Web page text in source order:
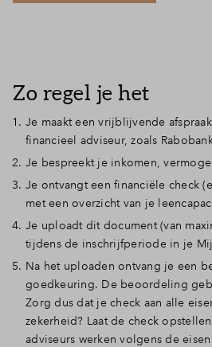
Zo regel je het
Je maakt een vrijblijvende
financieel adviseur, zoals
Je bespreekt je inkomen,
Je ontvangt een financiële check
met een overzicht van je
Je uploadt dit document (van
tijdens de inschrijfperiode in je
Na het uploaden ontvang je een
goedkeuring. De beoordeling
Zorg dus dat je check aan alle
zekerheid? Laat de check
adviseurs werken volgens de eisen